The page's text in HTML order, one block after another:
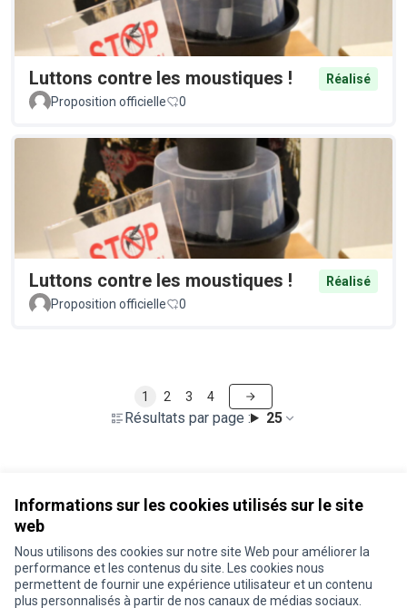
Informations sur les cookies utilisés sur le site
web
Nous utilisons des cookies sur notre site Web pour améliorer la
performance et les contenus du site. Les cookies nous
permettent de fournir une expérience utilisateur et un contenu
plus personnalisés à partir de nos canaux de médias sociaux.
Luttons contre les moustiques !
Réalisé
Proposition officielle
0
Luttons contre les moustiques !
Réalisé
Proposition officielle
0
Résultats par page : 25
1 2 3 4
Conditions d'utilisation
Paramètres des cookies
Je participe ! sur X
Je participe ! sur Facebook
Je participe ! sur Instagram